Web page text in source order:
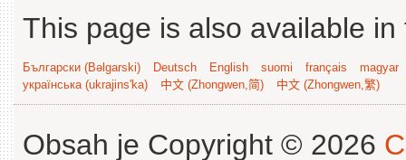
This page is also available
Български (Bəlgarski) Deutsch English suomi français
magyar
українська (ukrajins'ka)
中文 (Zhongwen,简) 中文 (Zhongwen,繁)
Obsah je Copyright © 2026